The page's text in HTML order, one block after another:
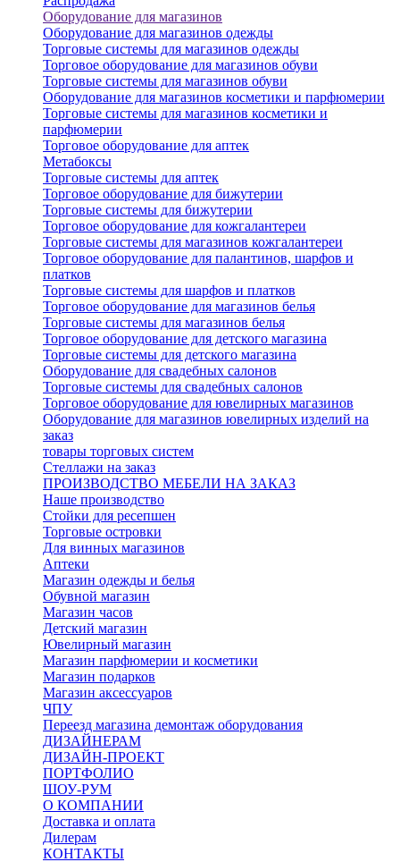
Оборудование для магазинов
Оборудование для магазинов одежды
Торговые системы для магазинов одежды
Торговое оборудование для магазинов обуви
Торговые системы для магазинов обуви
Оборудование для магазинов косметики и парфюмерии
Торговые системы для магазинов косметики и
парфюмерии
Торговое оборудование для аптек
Метабоксы
Торговые системы для аптек
Торговое оборудование для бижутерии
Торговые системы для бижутерии
Торговое оборудование для кожгалантереи
Торговые системы для магазинов кожгалантереи
Торговое оборудование для палантинов, шарфов и
платков
Торговые системы для шарфов и платков
Торговое оборудование для магазинов белья
Торговые системы для магазинов белья
Торговое оборудование для детского магазина
Торговые системы для детского магазина
Оборудование для свадебных салонов
Торговые системы для свадебных салонов
Торговое оборудование для ювелирных магазинов
Оборудование для магазинов ювелирных изделий на
заказ
товары торговых систем
Стеллажи на заказ
ПРОИЗВОДСТВО МЕБЕЛИ НА ЗАКАЗ
Наше производство
Стойки для ресепшен
Торговые островки
Для винных магазинов
Аптеки
Магазин одежды и белья
Обувной магазин
Магазин часов
Детский магазин
Ювелирный магазин
Магазин парфюмерии и косметики
Магазин подарков
Магазин аксессуаров
ЧПУ
Переезд магазина демонтаж оборудования
ДИЗАЙНЕРАМ
ДИЗАЙН-ПРОЕКТ
ПОРТФОЛИО
ШОУ-РУМ
О КОМПАНИИ
Доставка и оплата
Дилерам
КОНТАКТЫ